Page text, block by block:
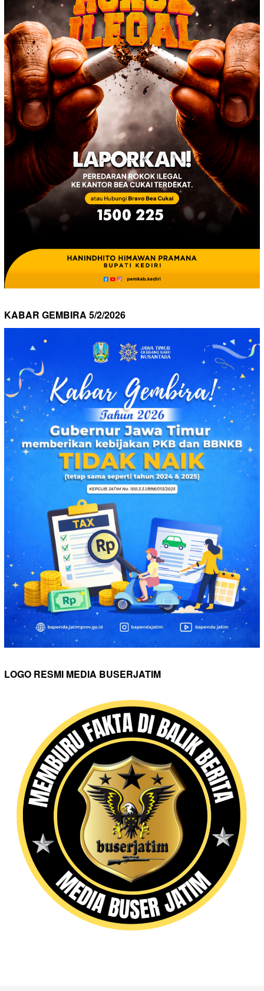
KABAR GEMBIRA 5/2/2026
LOGO RESMI MEDIA BUSERJATIM